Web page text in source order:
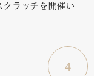
クラッチを開催い
4